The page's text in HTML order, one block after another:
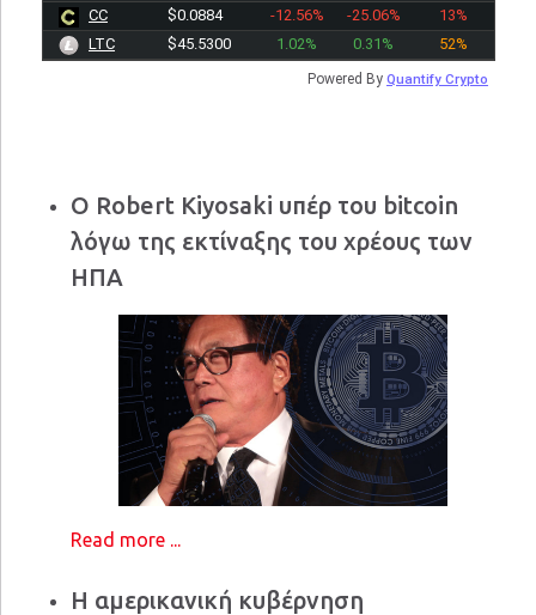
CC
$0.0884 -12.56% -25.06%
13%
LTC
$45.5300 1.02% 0.31% 52%
Powered By Quantify Crypto
Ο Robert Kiyosaki υπέρ του bitcoin
λόγω της εκτίναξης του χρέους των
ΗΠΑ
Read more ...
Η αμερικανική κυβέρνηση